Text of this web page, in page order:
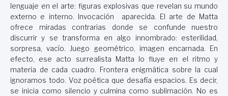
lenguaje en el arte: figuras explosivas que revelan su mundo
externo e interno. Invocación aparecida. El arte de Matta
ofrece miradas contrarias donde se confunde nuestro
discurrir y se transforma en algo innombrado: esterilidad,
sorpresa, vacío. Juego geométrico, imagen encarnada. En
efecto, ese acto surrealista Matta lo fluye en el ritmo y
materia de cada cuadro. Frontera enigmática sobre la cual
ignoramos todo. Voz poética que desafía espacios. Es decir,
se inicia como silencio y culmina como sublimación. No es